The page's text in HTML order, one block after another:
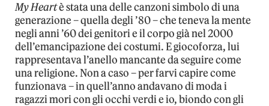
My Heartè stata una delle canzoni simbolo di una
generazione – quella degli ’80 – che teneva la mente
negli anni ’60 dei genitori e il corpo già nel 2000
dell’emancipazione dei costumi. E giocoforza, lui
rappresentava l’anello mancante da seguire come
una religione. Non a caso – per farvi capire come
funzionava – in quell’anno andavano di moda i
ragazzi mori con gli occhi verdi e io, biondo con gli